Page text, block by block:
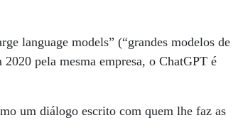
language models” (“grandes modelos de
pela mesma empresa, o ChatGPT é
um diálogo escrito com quem lhe faz as